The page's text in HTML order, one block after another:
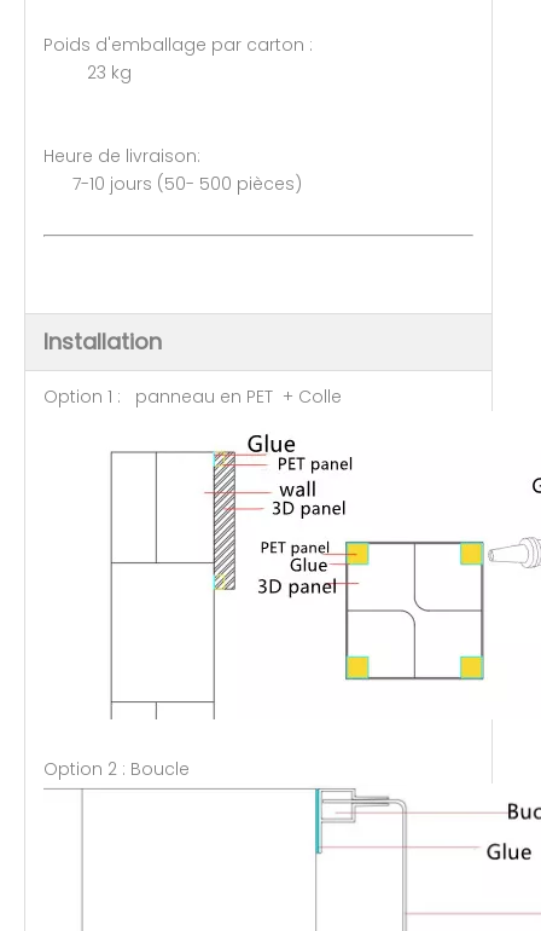
Poids d'emballage par carton :
23 kg
Heure de livraison:
7-10 jours (50- 500 pièces)
Installation
Option 1 : panneau en PET + Colle
Option 2 : Boucle